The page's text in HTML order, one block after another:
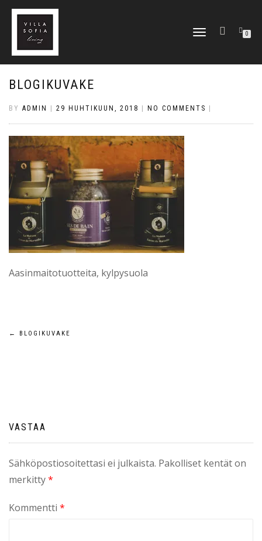
TOGGLE
0
BLOGIKUVAKE
BY ADMIN 29 HUHTIKUUN, 2018 NO COMMENTS
Aasinmaitotuotteita, kylpysuola
Artikkelien
← BLOGIKUVAKE
VASTAA
Sähköpostiosoitettasi ei julkaista. Pakolliset kentät on
merkitty*
Kommentti *